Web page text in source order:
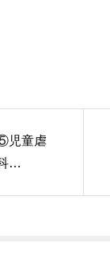
児童虐
…